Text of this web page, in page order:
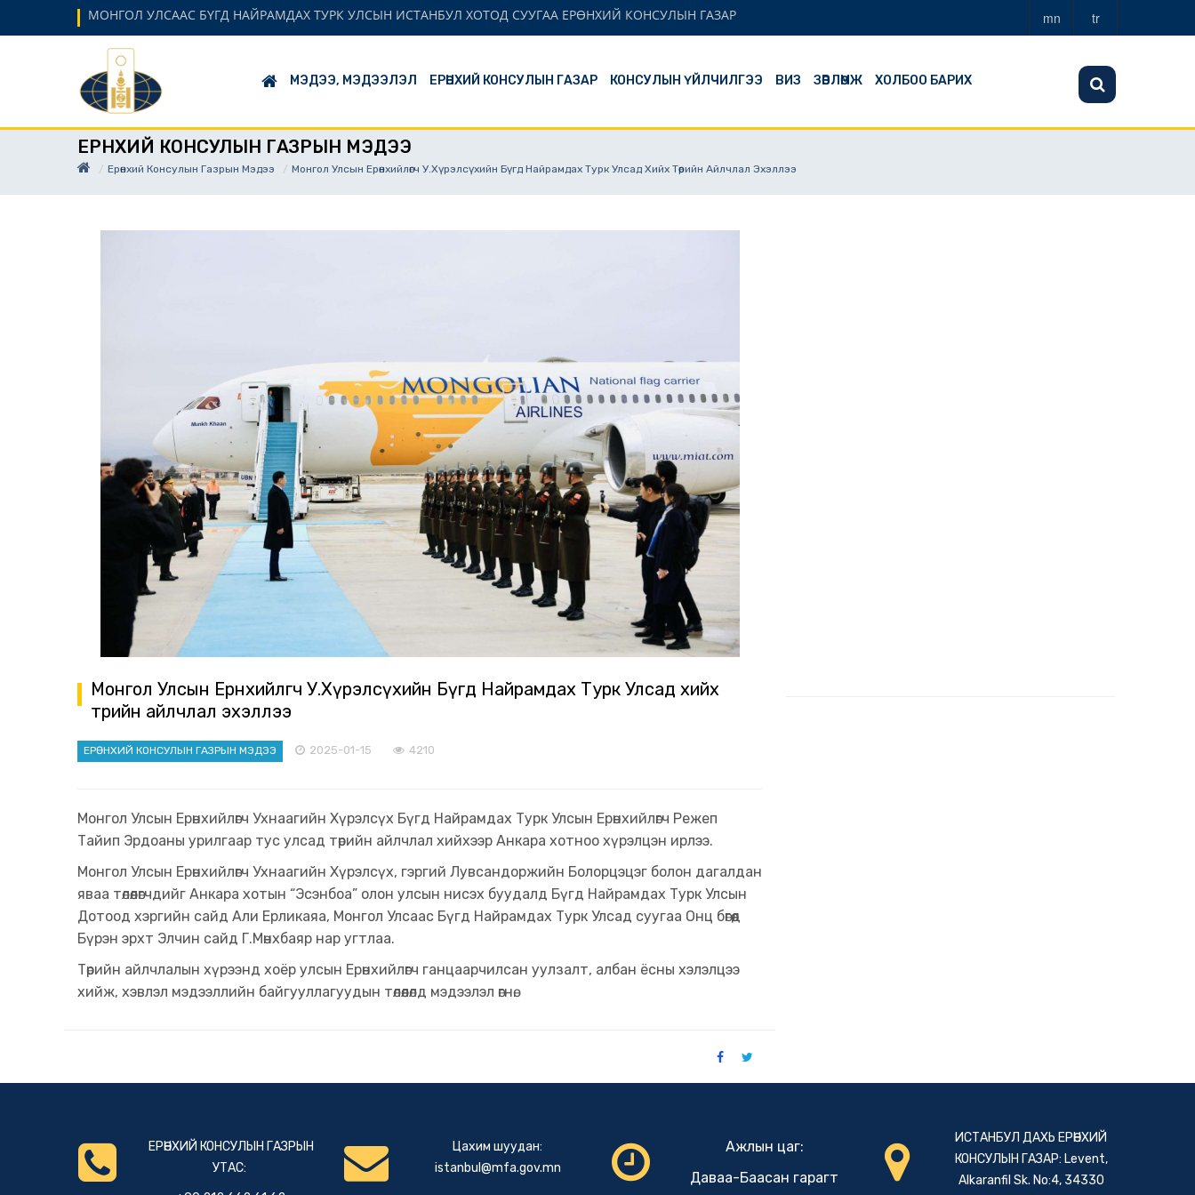
МОНГОЛ УЛСААС БҮГД НАЙРАМДАХ ТУРК УЛСЫН ИСТАНБУЛ ХОТОД СУУГАА ЕРӨНХИЙ КОНСУЛЫН ГАЗАР mn tr
МЭДЭЭ, МЭДЭЭЛЭЛ ЕРӨНХИЙ КОНСУЛЫН ГАЗАР КОНСУЛЫН ҮЙЛЧИЛГЭЭ ВИЗ ЗӨВЛӨМЖ ХОЛБОО БАРИХ
ЕРӨНХИЙ КОНСУЛЫН ГАЗРЫН МЭДЭЭ
Ерөнхий Консулын Газрын Мэдээ Монгол Улсын Ерөнхийлөгч У.Хүрэлсүхийн Бүгд Найрамдах Турк Улсад Хийх Төрийн Айлчлал Эхэллээ
Монгол Улсын Ерөнхийлөгч У.Хүрэлсүхийн Бүгд Найрамдах Турк Улсад хийх
төрийн айлчлал эхэллээ
ЕРӨНХИЙ КОНСУЛЫН ГАЗРЫН МЭДЭЭ 2025-01-15 4210
Монгол Улсын Ерөнхийлөгч Ухнаагийн Хүрэлсүх Бүгд Найрамдах Турк Улсын Ерөнхийлөгч Режеп
Тайип Эрдоаны урилгаар тус улсад төрийн айлчлал хийхээр Анкара хотноо хүрэлцэн ирлээ.
Монгол Улсын Ерөнхийлөгч Ухнаагийн Хүрэлсүх, гэргий Лувсандоржийн Болорцэцэг болон дагалдан
яваа төлөөлөгчдийг Анкара хотын “Эсэнбоа” олон улсын нисэх буудалд Бүгд Найрамдах Турк Улсын
Дотоод хэргийн сайд Али Ерликаяа, Монгол Улсаас Бүгд Найрамдах Турк Улсад суугаа Онц бөгөөд
Бүрэн эрхт Элчин сайд Г.Мөнхбаяр нар угтлаа.
Төрийн айлчлалын хүрээнд хоёр улсын Ерөнхийлөгч ганцаарчилсан уулзалт, албан ёсны хэлэлцээ
хийж, хэвлэл мэдээллийн байгууллагуудын төлөөлөлд мэдээлэл өгнө.
ЕРӨНХИЙ КОНСУЛЫН ГАЗРЫН
УТАС:
Цахим шуудан:
istanbul@mfa.gov.mn
Ажлын цаг:
Даваа-Баасан гарагт
ИСТАНБУЛ ДАХЬ ЕРӨНХИЙ
КОНСУЛЫН ГАЗАР: Levent,
Alkaranfil Sk. No:4, 34330